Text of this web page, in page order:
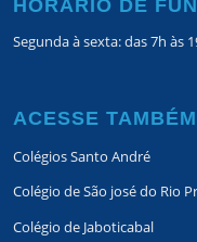
HORÁRIO DE
Segunda à sexta: das 7h às
ACESSE TAMBÉM
Colégios Santo André
Colégio de São josé do Rio
Colégio de Jaboticabal